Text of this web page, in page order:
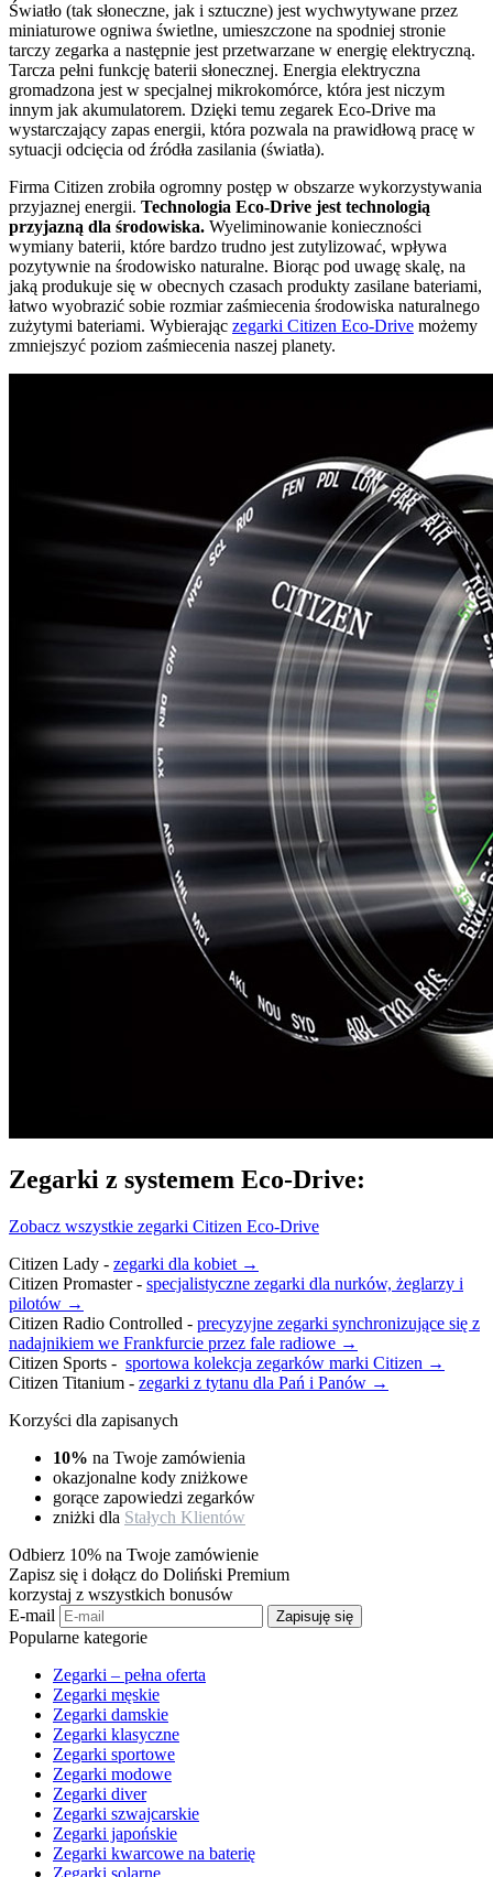
Światło (tak słoneczne, jak i sztuczne) jest wychwytywane przez
miniaturowe ogniwa świetlne, umieszczone na spodniej stronie
tarczy zegarka a następnie jest przetwarzane w energię elektryczną.
Tarcza pełni funkcję baterii słonecznej. Energia elektryczna
gromadzona jest w specjalnej mikrokomórce, która jest niczym
innym jak akumulatorem. Dzięki temu zegarek Eco-Drive ma
wystarczający zapas energii, która pozwala na prawidłową pracę w
sytuacji odcięcia od źródła zasilania (światła).
Firma Citizen zrobiła ogromny postęp w obszarze wykorzystywania
przyjaznej energii. Technologia Eco-Drive jest technologią
przyjazną dla środowiska. Wyeliminowanie konieczności
wymiany baterii, które bardzo trudno jest zutylizować, wpływa
pozytywnie na środowisko naturalne. Biorąc pod uwagę skalę, na
jaką produkuje się w obecnych czasach produkty zasilane bateriami,
łatwo wyobrazić sobie rozmiar zaśmiecenia środowiska naturalnego
zużytymi bateriami. Wybierając zegarki Citizen Eco-Drive możemy
zmniejszyć poziom zaśmiecenia naszej planety.
Zegarki z systemem Eco-Drive:
Zobacz wszystkie zegarki Citizen Eco-Drive
Citizen Lady - zegarki dla kobiet →
Citizen Promaster - specjalistyczne zegarki dla nurków, żeglarzy i
pilotów →
Citizen Radio Controlled - precyzyjne zegarki synchronizujące się z
nadajnikiem we Frankfurcie przez fale radiowe →
Citizen Sports - sportowa kolekcja zegarków marki Citizen →
Citizen Titanium - zegarki z tytanu dla Pań i Panów →
Korzyści dla zapisanych
10% na Twoje zamówienia
okazjonalne kody zniżkowe
gorące zapowiedzi zegarków
zniżki dla Stałych Klientów
Odbierz 10% na Twoje zamówienie
Zapisz się i dołącz do Doliński Premium
korzystaj z wszystkich bonusów
E-mail
Zapisuję się
Popularne kategorie
Zegarki – pełna oferta
Zegarki męskie
Zegarki damskie
Zegarki klasyczne
Zegarki sportowe
Zegarki modowe
Zegarki diver
Zegarki szwajcarskie
Zegarki japońskie
Zegarki kwarcowe na baterię
Zegarki solarne